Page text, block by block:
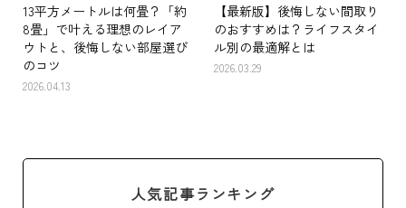
13平方メートルは何畳？「約
8畳」で叶える理想のレイア
ウトと、後悔しない部屋選び
のコツ
2026.04.13
【最新版】後悔しない間取り
のおすすめは？ライフスタイ
ル別の最適解とは
2026.03.29
人気記事ランキング